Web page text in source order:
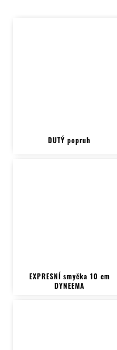
DUTÝ popruh
EXPRESNÍ smyčka 10 cm
DYNEEMA